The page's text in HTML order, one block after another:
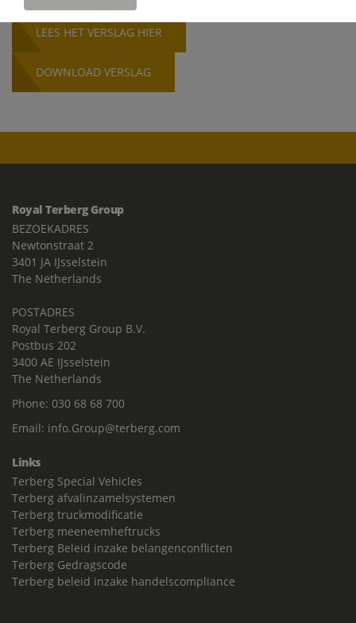
LEES HET VERSLAG HIER
DOWNLOAD VERSLAG
Royal Terberg Group
BEZOEKADRES
Newtonstraat 2
3401 JA IJsselstein
The Netherlands
POSTADRES
Royal Terberg Group B.V.
Postbus 202
3400 AE IJsselstein
The Netherlands
Phone: 030 68 68 700
Email: info.Group@terberg.com
Links
Terberg Special Vehicles
Terberg afvalinzamelsystemen
Terberg truckmodificatie
Terberg meeneemheftrucks
Terberg Beleid inzake belangenconflicten
Terberg Gedragscode
Terberg beleid inzake handelscompliance